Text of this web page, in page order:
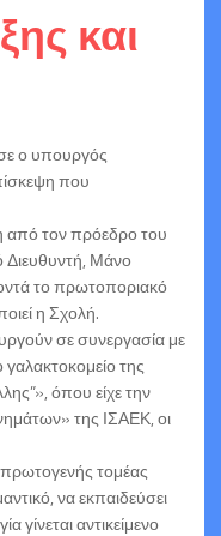
και
ο υπουργός
που
από τον πρόεδρο του
Διευθυντή, Μάνο
το πρωτοποριακό
η Σχολή.
σε συνεργασία με
γαλακτοκομείο της
όπου είχε την
της ΙΣΑΕΚ, οι
πρωτογενής τομέας
να εκπαιδεύσει
αντικείμενο